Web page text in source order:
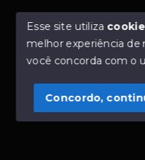
Olá!
© Copyright 2026 -
- CRECI 42643f |
SITE PARA IMOBILIARIA
Esse site utiliza
melhor experiência de
você concorda com o
Concordo,